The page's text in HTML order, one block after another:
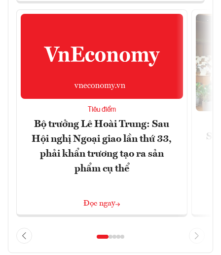
Tiêu điểm
Bộ trưởng Lê Hoài Trung: Sau
Hội nghị Ngoại giao lần thứ 33,
phải khẩn trương tạo ra sản
phẩm cụ thể
Đọc ngay